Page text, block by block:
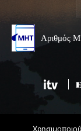
Αριθμός